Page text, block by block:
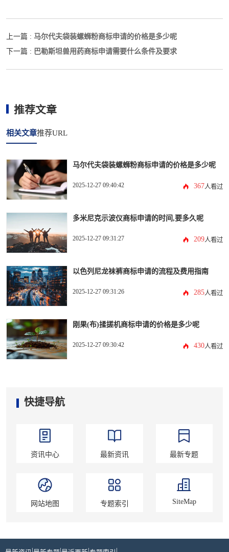
上一篇 : 马尔代夫袋装螺蛳粉商标申请的价格是多少呢
下一篇 : 巴勒斯坦兽用药商标申请需要什么条件及要求
推荐文章
相关文章推荐URL
马尔代夫袋装螺蛳粉商标申请的价格是多少呢
2025-12-27 09:40:42 367人看过
多米尼克示波仪商标申请的时间,要多久呢
2025-12-27 09:31:27 209人看过
以色列尼龙袜裤商标申请的流程及费用指南
2025-12-27 09:31:26 285人看过
刚果(布)揉搓机商标申请的价格是多少呢
2025-12-27 09:30:42 430人看过
快捷导航
资讯中心 最新资讯 最新专题
网站地图 专题索引 SiteMap